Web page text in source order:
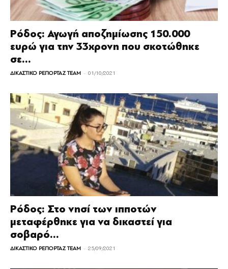
Ρόδος: Αγωγή αποζημίωσης 150.000
ευρώ για την 33χρονη που σκοτώθηκε
σε...
ΔΙΚΑΣΤΙΚΟ ΡΕΠΟΡΤΑΖ TEAM - 01/10/2021
Ρόδος: Στο νησί των ιπποτών
μεταφέρθηκε για να δικαστεί για
σοβαρό...
ΔΙΚΑΣΤΙΚΟ ΡΕΠΟΡΤΑΖ TEAM - 25/09/2021